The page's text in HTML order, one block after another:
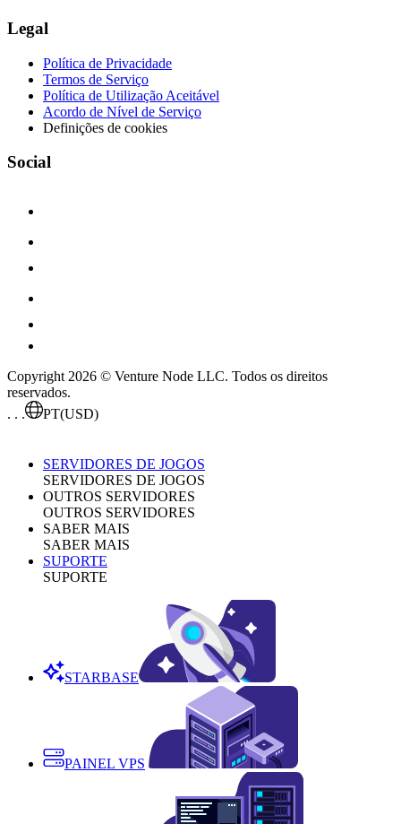
Legal
Política de Privacidade
Termos de Serviço
Política de Utilização Aceitável
Acordo de Nível de Serviço
Definições de cookies
Social
Copyright 2026 © Venture Node LLC. Todos os direitos
reservados.
. . .
PT(USD)
SERVIDORES DE JOGOS
SERVIDORES DE JOGOS
OUTROS SERVIDORES
OUTROS SERVIDORES
SABER MAIS
SABER MAIS
SUPORTE
SUPORTE
STARBASE
PAINEL VPS